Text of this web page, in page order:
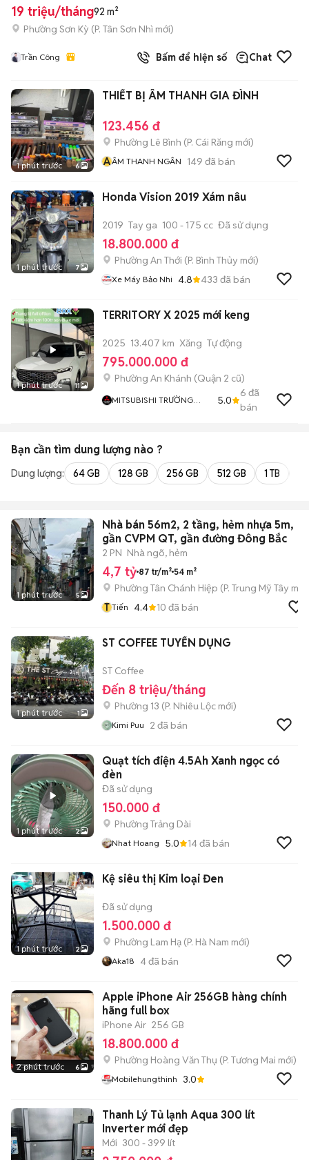
19 triệu/tháng92 m²
Phường Sơn Kỳ (P. Tân Sơn Nhì mới)
Trần Công Bấm để hiện số Chat
1 phút trước 6
THIẾT BỊ ÂM THANH GIA ĐÌNH
123.456 đ
Phường Lê Bình (P. Cái Răng mới)
ÂÂM THANH NGÂN 149 đã bán
1 phút trước 7
Honda Vision 2019 Xám nâu
2019 Tay ga 100 - 175 cc Đã sử dụng
18.800.000 đ
Phường An Thới (P. Bình Thủy mới)
Xe Máy Bảo Nhi 4.8 433 đã bán
1 phút trước 11
TERRITORY X 2025 mới keng
2025 13.407 km Xăng Tự động
795.000.000 đ
Phường An Khánh (Quận 2 cũ)
MITSUBISHI TRƯỜNG
5.0
6 đã
bán
Bạn cần tìm dung lượng nào ?
Dung lượng: 64 GB 128 GB 256 GB 512 GB 1 TB
1 phút trước 5
Nhà bán 56m2, 2 tầng, hẻm nhựa 5m,
gần CVPM QT, gần đường Đông Bắc
2 PN Nhà ngõ, hẻm
4,7 tỷ 87 tr/m² 54 m²
Phường Tân Chánh Hiệp (P. Trung Mỹ Tây mới)
T Tiến 4.4 10 đã bán
1 phút trước 1
ST COFFEE TUYỂN DỤNG
ST Coffee
Đến 8 triệu/tháng
Phường 13 (P. Nhiêu Lộc mới)
Kimi Puu 2 đã bán
1 phút trước 2
Quạt tích điện 4.5Ah Xanh ngọc có
đèn
Đã sử dụng
150.000 đ
Phường Trảng Dài
Nhat Hoang 5.0 14đã bán
1 phút trước 2
Kệ siêu thị Kim loại Đen
Đã sử dụng
1.500.000 đ
Phường Lam Hạ (P. Hà Nam mới)
Aka18 4đã bán
2 phút trước 6
Apple iPhone Air 256GB hàng chính
hãng full box
iPhone Air 256 GB
18.800.000 đ
Phường Hoàng Văn Thụ (P. Tương Mai mới)
Mobilehungthinh 3.0
Thanh Lý Tủ lạnh Aqua 300 lít
Inverter mới đẹp
Mới 300 - 399 lít